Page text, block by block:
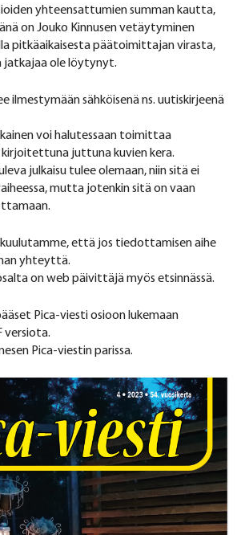
yhteensattumien summan kautta,
on Jouko Kinnusen vetäytyminen
pitkäaikaisesta päätoimittajan virasta,
jatkajaa ole löytynyt.
ilmestymään sähköisenä ns. uutiskirjeenä
voi halutessaan toimittaa
kirjoitettuna juttuna kuvien kera.
julkaisu tulee olemaan, niin sitä ei
mutta jotenkin sitä on vaan
että jos tiedottamisen aihe
yhteyttä.
on web päivittäjä myös etsinnässä.
Pica-viesti osioon lukemaan
versiota.
Pica-viestin parissa.